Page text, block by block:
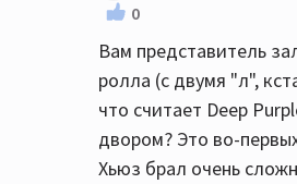
0
Вам представитель
ролла (с двумя "л",
что считает Deep
двором? Это во-
Хьюз брал очень